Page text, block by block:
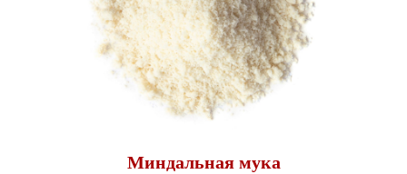
Миндальная мука